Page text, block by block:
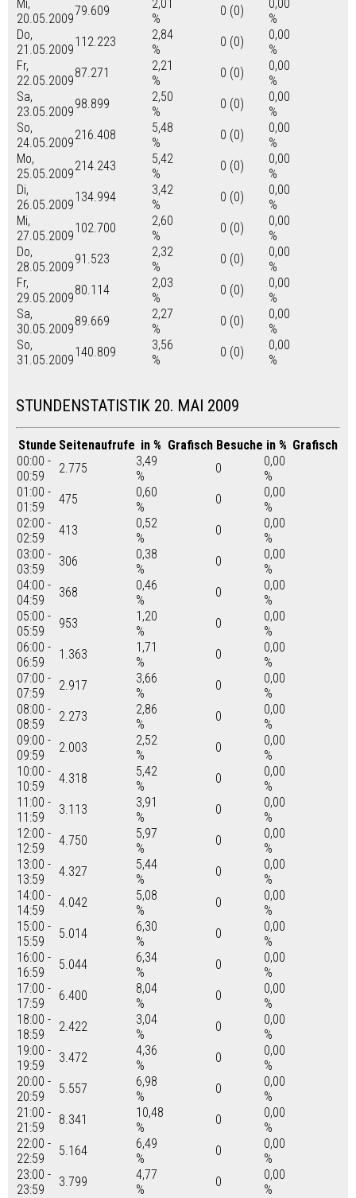
Mi,
20.05.2009
79.609
2,01
%
0 (0)
0,00
%
Do,
21.05.2009
112.223
2,84
%
0 (0)
0,00
%
Fr,
22.05.2009
87.271
2,21
%
0 (0)
0,00
%
Sa,
23.05.2009
98.899
2,50
%
0 (0)
0,00
%
So,
24.05.2009
216.408
5,48
%
0 (0)
0,00
%
Mo,
25.05.2009
214.243
5,42
%
0 (0)
0,00
%
Di,
26.05.2009
134.994
3,42
%
0 (0)
0,00
%
Mi,
27.05.2009
102.700
2,60
%
0 (0)
0,00
%
Do,
28.05.2009
91.523
2,32
%
0 (0)
0,00
%
Fr,
29.05.2009
80.114
2,03
%
0 (0)
0,00
%
Sa,
30.05.2009
89.669
2,27
%
0 (0)
0,00
%
So,
31.05.2009
140.809
3,56
%
0 (0)
0,00
%
STUNDENSTATISTIK 20. MAI 2009
Stunde Seitenaufrufe in % Grafisch Besuche in % Grafisch
00:00 -
00:59
2.775
3,49
%
0
0,00
%
01:00 -
01:59
475
0,60
%
0
0,00
%
02:00 -
02:59
413
0,52
%
0
0,00
%
03:00 -
03:59
306
0,38
%
0
0,00
%
04:00 -
04:59
368
0,46
%
0
0,00
%
05:00 -
05:59
953
1,20
%
0
0,00
%
06:00 -
06:59
1.363
1,71
%
0
0,00
%
07:00 -
07:59
2.917
3,66
%
0
0,00
%
08:00 -
08:59
2.273
2,86
%
0
0,00
%
09:00 -
09:59
2.003
2,52
%
0
0,00
%
10:00 -
10:59
4.318
5,42
%
0
0,00
%
11:00 -
11:59
3.113
3,91
%
0
0,00
%
12:00 -
12:59
4.750
5,97
%
0
0,00
%
13:00 -
13:59
4.327
5,44
%
0
0,00
%
14:00 -
14:59
4.042
5,08
%
0
0,00
%
15:00 -
15:59
5.014
6,30
%
0
0,00
%
16:00 -
16:59
5.044
6,34
%
0
0,00
%
17:00 -
17:59
6.400
8,04
%
0
0,00
%
18:00 -
18:59
2.422
3,04
%
0
0,00
%
19:00 -
19:59
3.472
4,36
%
0
0,00
%
20:00 -
20:59
5.557
6,98
%
0
0,00
%
21:00 -
21:59
8.341
10,48
%
0
0,00
%
22:00 -
22:59
5.164
6,49
%
0
0,00
%
23:00 -
23:59
3.799
4,77
%
0
0,00
%